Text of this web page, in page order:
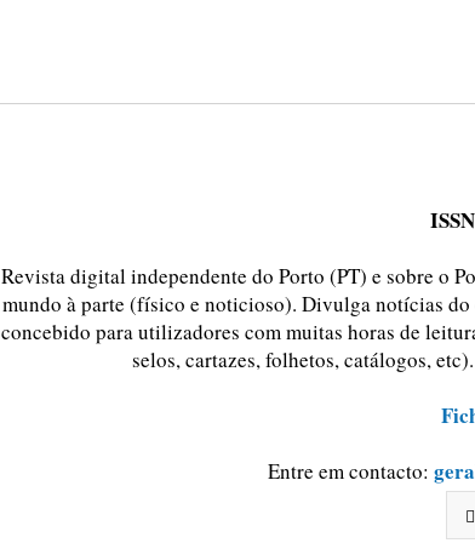
Revista digital independente do Porto (PT) e sobre o
mundo à parte (físico e noticioso). Divulga notícias
concebido para utilizadores com muitas horas de
selos, cartazes, folhetos, catálogos,
Entre em contacto: